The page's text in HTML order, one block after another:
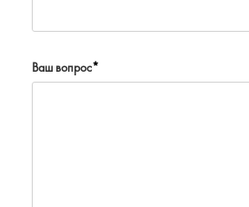
Ваш вопрос*